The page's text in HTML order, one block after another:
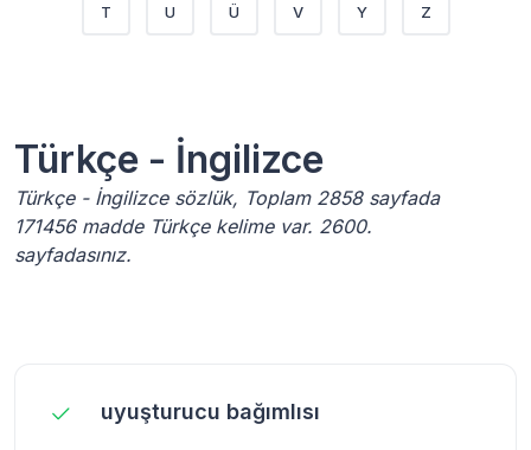
T U Ü V Y Z
Türkçe - İngilizce
Türkçe - İngilizce sözlük, Toplam 2858 sayfada
171456 madde Türkçe kelime var. 2600.
sayfadasınız.
uyuşturucu bağımlısı